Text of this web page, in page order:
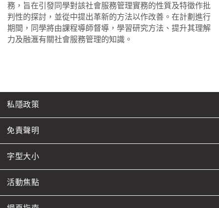
務，旨在引發同學對該社會服務管理實務的性質及特徵作批
判性的探討，並從中提出革新的方法以作改善。在計劃進行
期間，同學將由課程導師督導，學習研究方法、提升其理解
力及融滙有關社會服務管理的知識。
私隱政策
免責聲明
字型大小
活動焦點